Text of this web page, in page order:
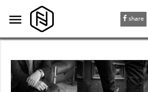
menu
menu share